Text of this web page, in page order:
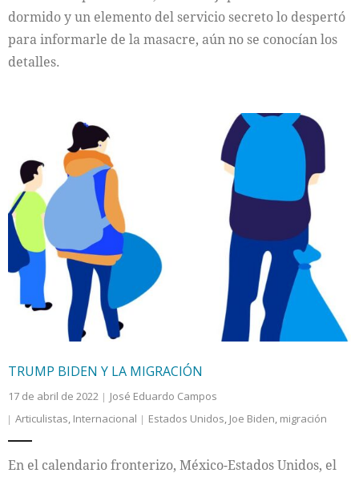
dormido y un elemento del servicio secreto lo despertó
para informarle de la masacre, aún no se conocían los
detalles.
TRUMP BIDEN Y LA MIGRACIÓN
17 de abril de 2022
José Eduardo Campos
Articulistas, Internacional Estados Unidos, Joe Biden, migración
En el calendario fronterizo, México-Estados Unidos, el